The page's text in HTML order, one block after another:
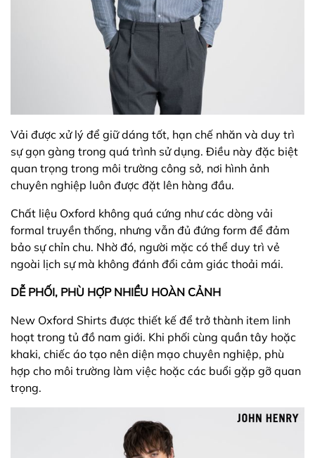
Vải được xử lý để giữ dáng tốt, hạn chế nhăn và duy trì
sự gọn gàng trong quá trình sử dụng. Điều này đặc biệt
quan trọng trong môi trường công sở, nơi hình ảnh
chuyên nghiệp luôn được đặt lên hàng đầu.
Chất liệu Oxford không quá cứng như các dòng vải
formal truyền thống, nhưng vẫn đủ đứng form để đảm
bảo sự chỉn chu. Nhờ đó, người mặc có thể duy trì vẻ
ngoài lịch sự mà không đánh đổi cảm giác thoải mái.
DỄ PHỐI, PHÙ HỢP NHIỀU HOÀN CẢNH
New Oxford Shirts được thiết kế để trở thành item linh
hoạt trong tủ đồ nam giới. Khi phối cùng quần tây hoặc
khaki, chiếc áo tạo nên diện mạo chuyên nghiệp, phù
hợp cho môi trường làm việc hoặc các buổi gặp gỡ quan
trọng.